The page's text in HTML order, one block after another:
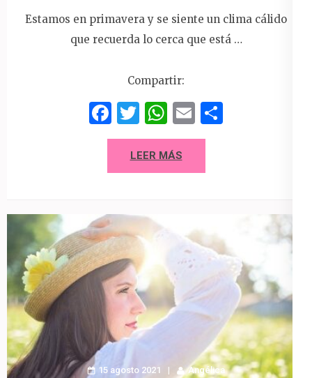
Estamos en primavera y se siente un clima cálido
que recuerda lo cerca que está …
Compartir:
Facebook
Twitter
WhatsApp
Email
LEER MÁS
15 agosto 2021 Angélica